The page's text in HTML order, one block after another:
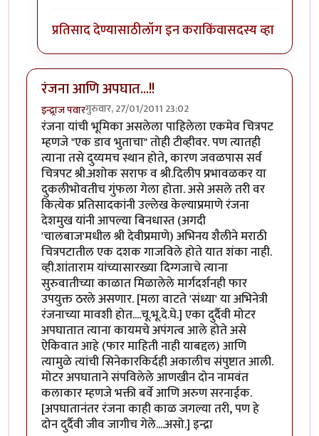
प्रतिसाद देण्यासाठीलॉग इन कराकिंवासदस्य व्हा
रंजना आणि अपघात...!!
इन्द्र्राज पवारगुरुवार, 27/01/2011 23:02
रंजना यांची भूमिका असलेला पाहिलेला एकमेव चित्रपट
म्हणजे "एक डाव भुताचा" तोही टीव्हीवर. पण त्यातही
त्याना तसे दुय्यमच स्थान होते, कारण जवळपास सर्व
चित्रपट श्री.अशोक सराफ व श्री.दिलीप प्रभावळकर या
दुकलीभोवतीच गुंफला गेला होता. असे असले तरी वर
कित्येक प्रतिसादकांनी उल्लेख केल्याप्रमाणे रंजना
देशमुख यांनी आपल्या बिनधास्त (अगदी
'चालबाज'मधील श्री देवीप्रमाणे) अभिनय शैलीने मराठी
चित्रपटातील एक दशक गाजविले होते यात शंका नाही.
व्ही.शांताराम यांच्यासारख्या दिग्गजाचे त्याना
सुरुवातीच्या काळात मिळालेले मार्गदर्शनही फार
उपयुक्त ठरले असणार. [मला वाटते 'संध्या' या अभिनेत्री
रंजनाच्या मावशी होत....चू.भू.दे.घे.] एका दुर्दैवी मोटर
अपघातात त्याना कायमचे अपंगत्व आले होते असे
ऐकिवात आहे (फार माहिती नाही याबद्दल) आणि
त्यामुळे त्यांची सिनेकारकिर्दही अकालीच संपुष्टात आली.
मोटर अपघाताने संपविलेले आणखीन दोन नामवंत
कलाकार म्हणजे भक्ती बर्वे आणि अरुण सरनाईक.
[अपघातानंतर रंजना काही काळ जगल्या तरी, पण हे
दोन दुर्दैवी जीव जागीच गेले....असो.] इन्द्रा